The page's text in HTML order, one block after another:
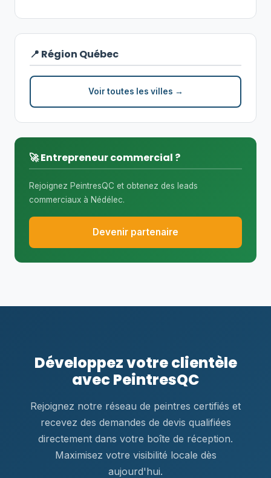
📍 Région Québec
Voir toutes les villes →
🚀 Entrepreneur commercial ?
Rejoignez PeintresQC et obtenez des leads
commerciaux à Nédélec.
Devenir partenaire
Développez votre clientèle
avec PeintresQC
Rejoignez notre réseau de peintres certifiés et
recevez des demandes de devis qualifiées
directement dans votre boîte de réception.
Maximisez votre visibilité locale dès
aujourd'hui.